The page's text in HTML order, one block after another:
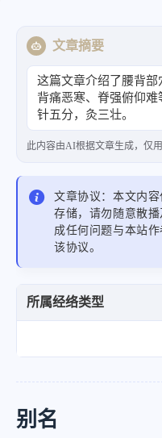
文章摘要
这篇文章介绍了腰背部
背痛恶寒、脊强俯仰难
针五分，灸三壮。
此内容由AI根据文章生成，仅
文章协议：本文内
存储，请勿随意散
成任何问题与本站
该协议。
所属经络类型
别名